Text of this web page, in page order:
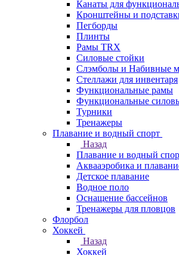
Канаты для
Кронштейны и
Пегборды
Плинты
Рамы TRX
Силовые стойки
Слэмболы и Набивные
Стеллажи для инвентаря
Функциональные рамы
Функциональные
Турники
Тренажеры
Плавание и водный спорт
Назад
Плавание и водный
Аквааэробика и
Детское плавание
Водное поло
Оснащение бассейнов
Тренажеры для пловцов
Флорбол
Хоккей
Назад
Хоккей